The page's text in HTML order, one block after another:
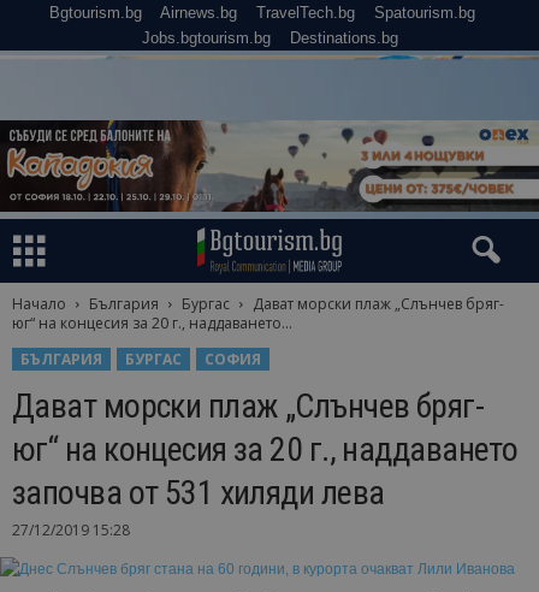
Bgtourism.bg Airnews.bg TravelTech.bg
Spatourism.bg
Jobs.bgtourism.bg
Destinations.bg
Начало България Бургас
Дават морски плаж „Слънчев бряг-
юг“ на концесия за 20 г., наддаването...
БЪЛГАРИЯ
БУРГАС СОФИЯ
Дават морски плаж „Слънчев бряг-
юг“ на концесия за 20 г., наддаването
започва от 531 хиляди лева
27/12/2019 15:28